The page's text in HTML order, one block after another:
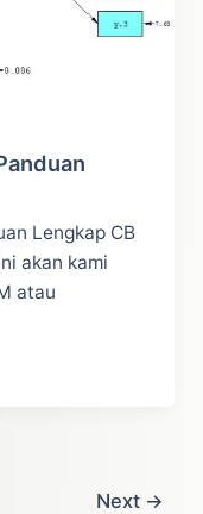
Lengkap CB
akan kami
atau
Next →